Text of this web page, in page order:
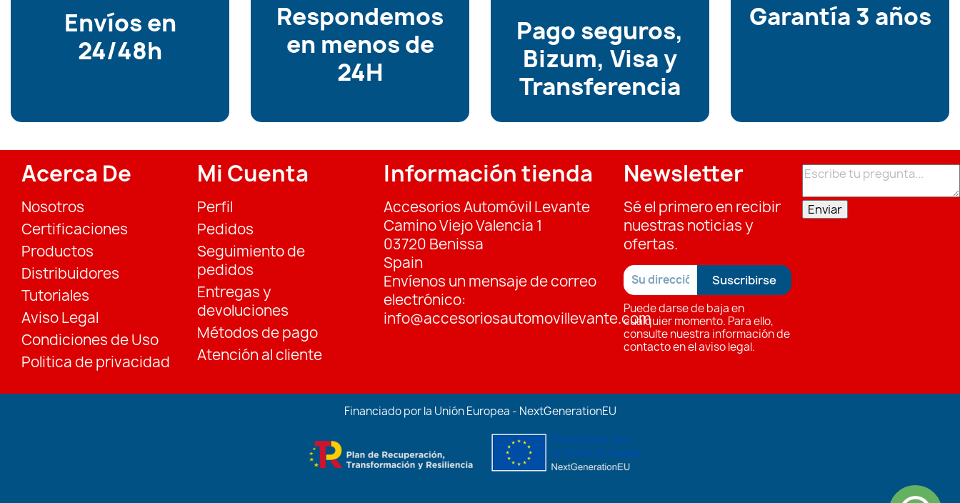
Envíos en
24/48h
Respondemos
en menos de
24H
Pago seguros,
Bizum, Visa y
Transferencia
Garantía 3 años
Acerca De
Nosotros
Certificaciones
Productos
Distribuidores
Tutoriales
Aviso Legal
Condiciones de Uso
Politica de privacidad
Mi Cuenta
Perfil
Pedidos
Seguimiento de
pedidos
Entregas y
devoluciones
Métodos de pago
Atención al cliente
Información tienda
Accesorios Automóvil Levante
Camino Viejo Valencia 1
03720 Benissa
Spain
Envíenos un mensaje de correo
electrónico:
info@accesoriosautomovillevante.com
Newsletter
Sé el primero en recibir
nuestras noticias y
ofertas.
Puede darse de baja en
cualquier momento. Para ello,
consulte nuestra información de
contacto en el aviso legal.
Enviar
Financiado por la Unión Europea - NextGenerationEU